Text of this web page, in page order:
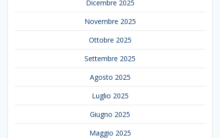
Dicembre 2025
Novembre 2025
Ottobre 2025
Settembre 2025
Agosto 2025
Luglio 2025
Giugno 2025
Maggio 2025